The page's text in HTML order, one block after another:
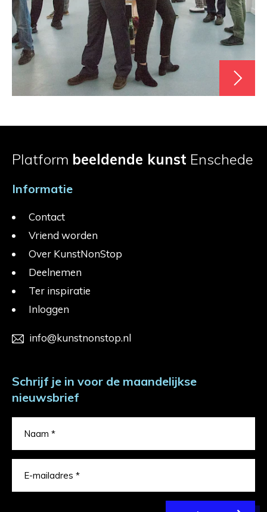
Platform beeldende kunst Enschede
Informatie
Contact
Vriend worden
Over KunstNonStop
Deelnemen
Ter inspiratie
Inloggen
info@kunstnonstop.nl
Schrijf je in voor de maandelijkse
nieuwsbrief